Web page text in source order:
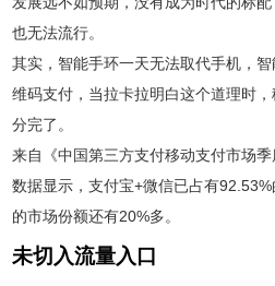
也无法流行。
其实，智能手环一天无法取代手机，
维码支付，当拉卡拉明白这个道理时
分完了。
来自《中国第三方支付移动支付市场季
数据显示，支付宝+微信已占有
的市场份额还有20%多。
未切入流量入口